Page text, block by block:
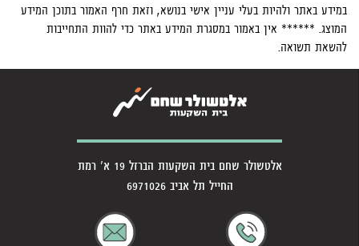
במידע באתר ולהיות בעלי עניין אישי בנושא, וזאת חרף האמור בתוכן המידע
המוצג. ****** אין באמור במסגרת המידע באתר כדי להוות התחייבות
להשאת תשואה.
אלטשולר שחם בית השקעות הברזל 19 א' רמת
החייל תל אביב 6971026